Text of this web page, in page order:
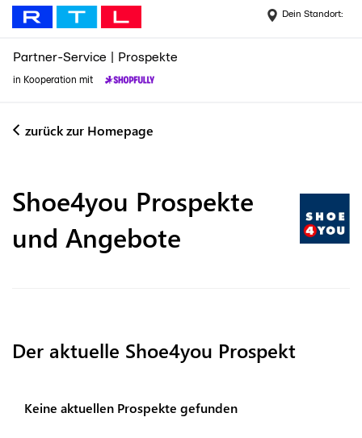
Dein Standort:
Partner-Service Prospekte
in Kooperation mit
zurück zur Homepage
Shoe4you Prospekte
und Angebote
Der aktuelle Shoe4you Prospekt
Keine aktuellen Prospekte gefunden